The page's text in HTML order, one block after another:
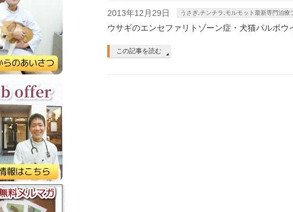
2013年12月29日 うさぎ,チンチラ,モルモット最新専門治療
ウサギのエンセファリトゾーン症・犬猫パルボウ
この記事を読む